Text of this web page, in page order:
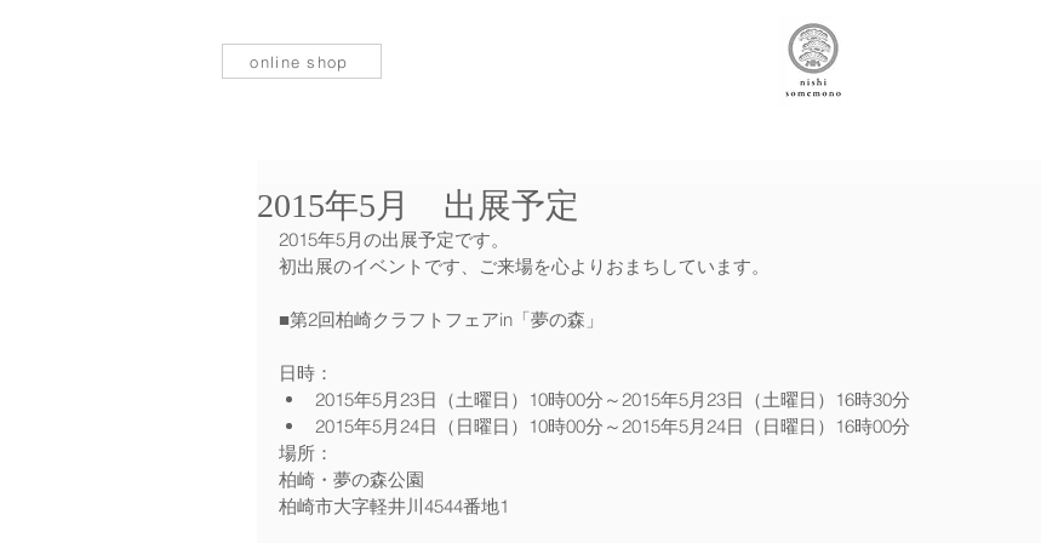
online shop
2015年5月 出展予定
2015年5月の出展予定です。
初出展のイベントです、ご来場を心よりおまちしています。
■第2回柏崎クラフトフェアin「夢の森」
日時：
2015年5月23日（土曜日）10時00分～2015年5月23日（土曜日）16時30分
2015年5月24日（日曜日）10時00分～2015年5月24日（日曜日）16時00分
場所：
柏崎・夢の森公園
柏崎市大字軽井川4544番地1